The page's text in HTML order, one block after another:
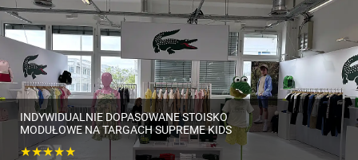
INDYWIDUALNIE DOPASOWANE STOISKO
MODUŁOWE NA TARGACH SUPREME KIDS
★★★★★